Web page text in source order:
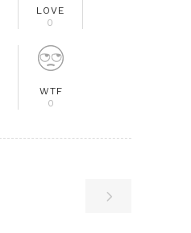
LOVE
0
WTF
0